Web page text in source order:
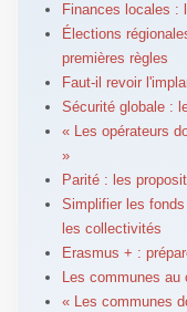
Finances locales :
Élections
premières règles
Faut-il revoir
Sécurité globale :
« Les opérateurs
»
Parité : les
Simplifier les
les collectivités
Erasmus + :
Les communes
« Les communes